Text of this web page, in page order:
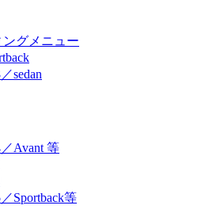
グメニュー
sedan
Avant 等
Sportback等